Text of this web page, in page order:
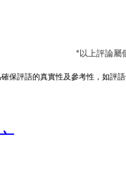
*以上評論屬
確保評語的真實性及參考性，如評